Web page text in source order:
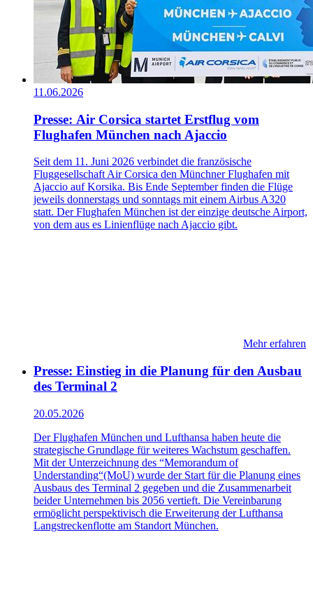
11.06.2026
Presse: Air Corsica startet Erstflug vom
Flughafen München nach Ajaccio
Seit dem 11. Juni 2026 verbindet die französische
Fluggesellschaft Air Corsica den Münchner Flughafen mit
Ajaccio auf Korsika. Bis Ende September finden die Flüge
jeweils donnerstags und sonntags mit einem Airbus A320
statt. Der Flughafen München ist der einzige deutsche Airport,
von dem aus es Linienflüge nach Ajaccio gibt.
Mehr erfahren
Presse: Einstieg in die Planung für den Ausbau
des Terminal 2
20.05.2026
Der Flughafen München und Lufthansa haben heute die
strategische Grundlage für weiteres Wachstum geschaffen.
Mit der Unterzeichnung des “Memorandum of
Understanding“(MoU) wurde der Start für die Planung eines
Ausbaus des Terminal 2 gegeben und die Zusammenarbeit
beider Unternehmen bis 2056 vertieft. Die Vereinbarung
ermöglicht perspektivisch die Erweiterung der Lufthansa
Langstreckenflotte am Standort München.